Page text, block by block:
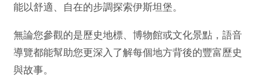
能以舒適、自在的步調探索伊斯坦堡。
無論您參觀的是歷史地標、博物館或文化景點，語音
導覽都能幫助您更深入了解每個地方背後的豐富歷史
與故事。